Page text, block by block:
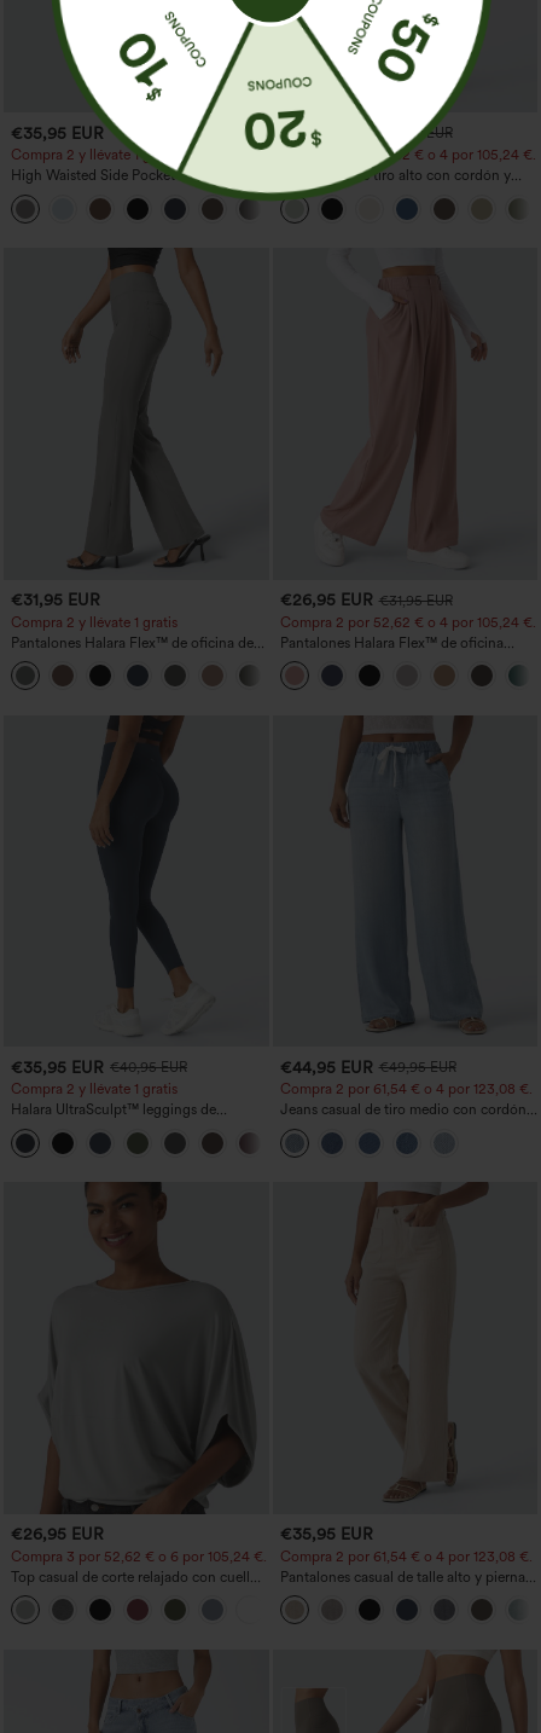
€35,95 EUR
Compra 2 y llévate 1 gratis
High Waisted Side Pocket Straight Leg
Work Pants
€31,95 EUR €35,95 EUR
Compra 2 por 52,62 € o 4 por 105,24 €.
Pantalones de tiro alto con cordón y
bolsillos, pernera ancha, holgados y de
estilo casual con tacto de lino.
€31,95 EUR
Compra 2 y llévate 1 gratis
Pantalones Halara Flex™ de oficina de
tiro alto ligeramente acampanados con
bolsillos
+13
€26,95 EUR €31,95 EUR
Compra 2 por 52,62 € o 4 por 105,24 €.
Pantalones Halara Flex™ de oficina
anchos plisados de tiro alto con bolsillos
en tela tipo gofre
€35,95 EUR €40,95 EUR
Compra 2 y llévate 1 gratis
Halara UltraSculpt™ leggings de
entrenamiento moldeadores de talle alto
con fruncido trasero que realza los
glúteos, control de abdomen y bolsillos
+11
€44,95 EUR €49,95 EUR
Compra 2 por 61,54 € o 4 por 123,08 €.
Jeans casual de tiro medio con cordón y
bolsillos
€26,95 EUR
Compra 3 por 52,62 € o 6 por 105,24 €.
Top casual de corte relajado con cuello
redondo y mangas murciélago.
+1
€35,95 EUR
Compra 2 por 61,54 € o 4 por 123,08 €.
Pantalones casual de talle alto y pierna
recta con tacto de lino y bolsillos